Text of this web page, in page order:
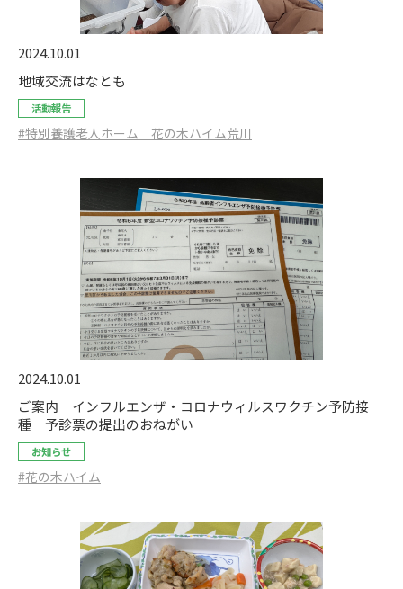
2024.10.01
地域交流はなとも
活動報告
#特別養護老人ホーム 花の木ハイム荒川
2024.10.01
ご案内 インフルエンザ・コロナウィルスワクチン予防接
種 予診票の提出のおねがい
お知らせ
#花の木ハイム